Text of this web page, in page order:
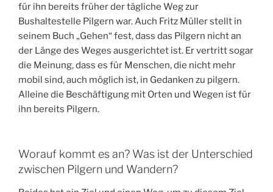
für ihn bereits früher der tägliche Weg zur
Bushaltestelle Pilgern war. Auch Fritz Müller stellt in
seinem Buch „Gehen“ fest, dass das Pilgern nicht an
der Länge des Weges ausgerichtet ist. Er vertritt sogar
die Meinung, dass es für Menschen, die nicht mehr
mobil sind, auch möglich ist, in Gedanken zu pilgern.
Alleine die Beschäftigung mit Orten und Wegen ist für
ihn bereits Pilgern.
Worauf kommt es an? Was ist der Unterschied
zwischen Pilgern und Wandern?